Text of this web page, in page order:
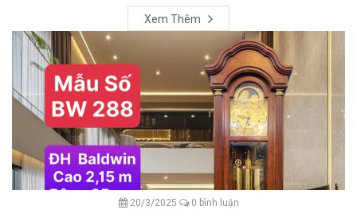
Xem Thêm
20/3/2025 0 bình luận